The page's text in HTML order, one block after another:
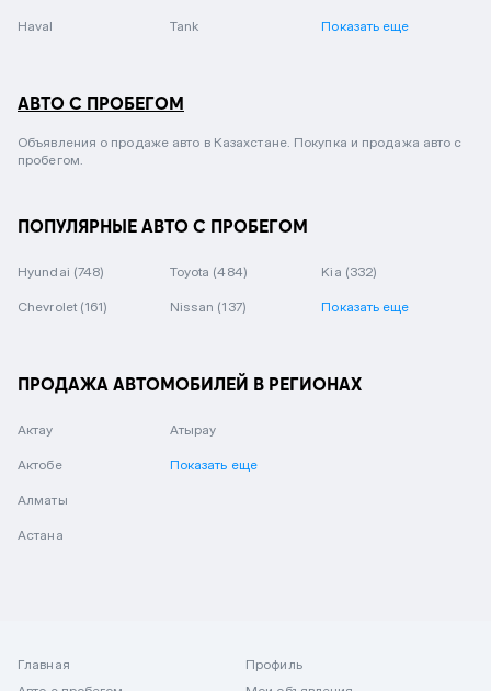
Haval Tank Показать еще
АВТО С ПРОБЕГОМ
Объявления о продаже авто в Казахстане. Покупка и продажа авто с
пробегом.
ПОПУЛЯРНЫЕ АВТО С ПРОБЕГОМ
Hyundai (748) Toyota (484) Kia (332)
Chevrolet (161) Nissan (137) Показать еще
ПРОДАЖА АВТОМОБИЛЕЙ В РЕГИОНАХ
Актау
Актобе
Алматы
Астана
Атырау
Показать еще
Главная
Профиль